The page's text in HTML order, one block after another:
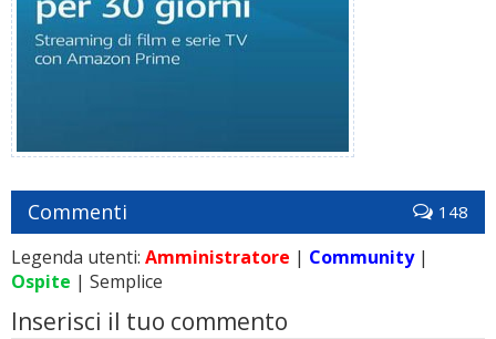
Commenti 148
Legenda utenti: Amministratore | Community|
Ospite | Semplice
Inserisci il tuo commento